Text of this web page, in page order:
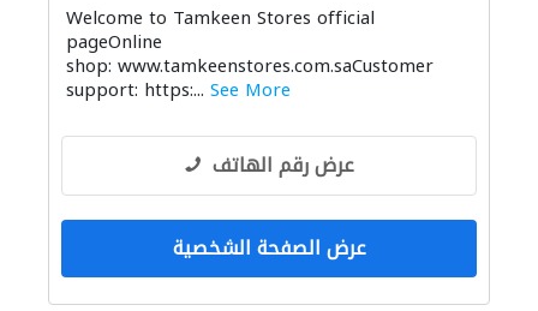
المواقد والمدافئ الحمامات والمطابخ
الصوتيات
Welcome to Tamkeen Stores official
pageOnline
shop: www.tamkeenstores.com.saCustomer
support: https:... See More
عرض رقم الهاتف
عرض الصفحة الشخصية